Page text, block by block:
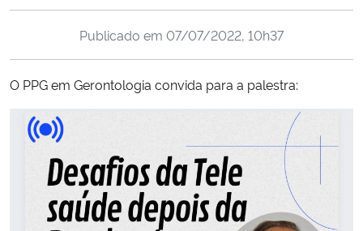
Ministério da Cidadania
Ministério de Minas e Energia
Ministério da Ciência, Tecnologia, Inovações e Comunicações
Ministério do Meio Ambiente
Publicado em 07/07/2022, 10h37
O PPG em Gerontologia convida para a palestra: